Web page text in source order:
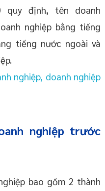
quy định, tên doanh
nghiệp bằng tiếng
tiếng nước ngoài và
nghiệp, doanh nghiệp
nghiệp trước
bao gồm 2 thành